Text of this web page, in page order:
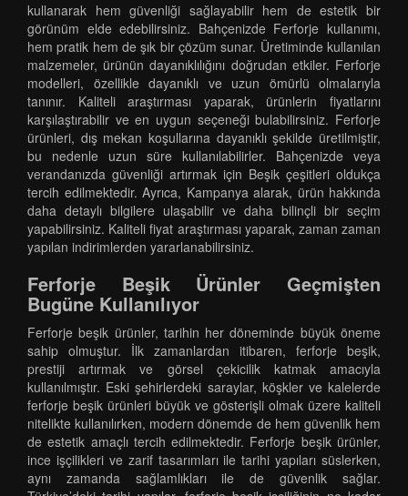
kullanarak hem güvenliği sağlayabilir hem de estetik bir
görünüm elde edebilirsiniz. Bahçenizde Ferforje kullanımı,
hem pratik hem de şık bir çözüm sunar. Üretiminde kullanılan
malzemeler, ürünün dayanıklılığını doğrudan etkiler. Ferforje
modelleri, özellikle dayanıklı ve uzun ömürlü olmalarıyla
tanınır. Kaliteli araştırması yaparak, ürünlerin fiyatlarını
karşılaştırabilir ve en uygun seçeneği bulabilirsiniz. Ferforje
ürünleri, dış mekan koşullarına dayanıklı şekilde üretilmiştir,
bu nedenle uzun süre kullanılabilirler. Bahçenizde veya
verandanızda güvenliği artırmak için Beşik çeşitleri oldukça
tercih edilmektedir. Ayrıca, Kampanya alarak, ürün hakkında
daha detaylı bilgilere ulaşabilir ve daha bilinçli bir seçim
yapabilirsiniz. Kaliteli fiyat araştırması yaparak, zaman zaman
yapılan indirimlerden yararlanabilirsiniz.
Ferforje Beşik Ürünler Geçmişten
Bugüne Kullanılıyor
Ferforje beşik ürünler, tarihin her döneminde büyük öneme
sahip olmuştur. İlk zamanlardan itibaren, ferforje beşik,
prestiji artırmak ve görsel çekicilik katmak amacıyla
kullanılmıştır. Eski şehirlerdeki saraylar, köşkler ve kalelerde
ferforje beşik ürünleri büyük ve gösterişli olmak üzere kaliteli
nitelikte kullanılırken, modern dönemde de hem güvenlik hem
de estetik amaçlı tercih edilmektedir. Ferforje beşik ürünler,
ince işçilikleri ve zarif tasarımları ile tarihi yapıları süslerken,
aynı zamanda sağlamlıkları ile de güvenlik sağlar.